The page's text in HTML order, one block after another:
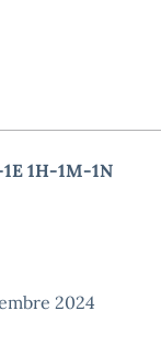
1H-1M-1N
2024